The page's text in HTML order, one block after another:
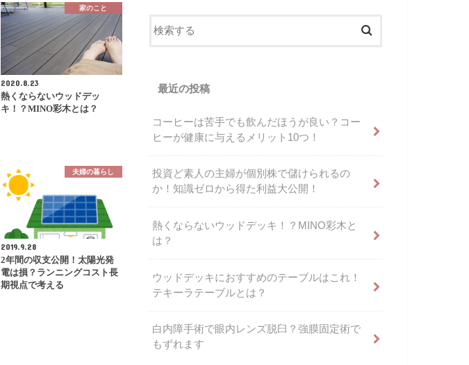
家のこと
2020.8.23
熱くならないウッドデッ
キ！？MINO彩木とは？
夫婦の暮らし
2019.9.28
2年間の収支公開！太陽光発
電は損？ランニングコスト長
期視点で考える
最近の投稿
コーヒーは苦手でも飲んだほうが良い？コー
ヒーが健康に与えるメリット10つ！
投資ど素人の主婦が個別株で儲けられるの
か！知識ゼロから得た利益大公開！
熱くならないウッドデッキ！？MINO彩木と
は？
ウッドデッキにおすすめのテーブルはこれ！
テキーラテーブルとは？
白内障手術で眼内レンズ脱臼？強膜固定術で
もずれます